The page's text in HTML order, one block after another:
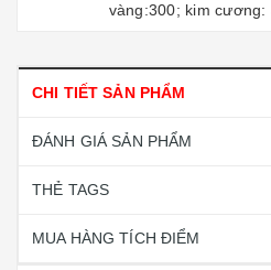
vàng:300; kim cương:
CHI TIẾT SẢN PHẨM
ĐÁNH GIÁ SẢN PHẨM
THẺ TAGS
MUA HÀNG TÍCH ĐIỂM